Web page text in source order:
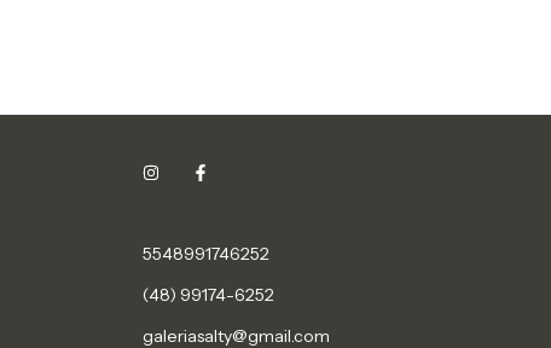
5548991746252
(48) 99174-6252
galeriasalty@gmail.com